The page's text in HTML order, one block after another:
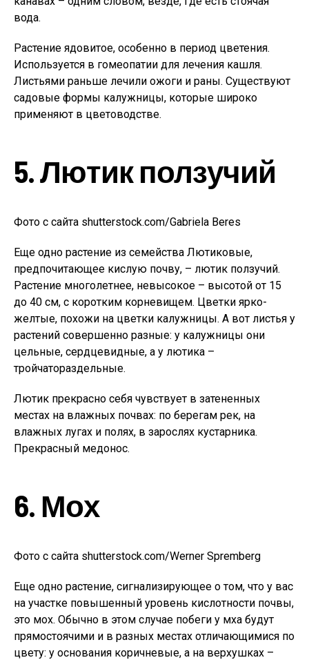
вода.
Растение ядовитое, особенно в период цветения.
Используется в гомеопатии для лечения кашля.
Листьями раньше лечили ожоги и раны. Существуют
садовые формы калужницы, которые широко
применяют в цветоводстве.
5. Лютик ползучий
Фото с сайта shutterstock.com/Gabriela Beres
Еще одно растение из семейства Лютиковые,
предпочитающее кислую почву, – лютик ползучий.
Растение многолетнее, невысокое – высотой от 15
до 40 см, с коротким корневищем. Цветки ярко-
желтые, похожи на цветки калужницы. А вот листья у
растений совершенно разные: у калужницы они
цельные, сердцевидные, а у лютика –
тройчатораздельные.
Лютик прекрасно себя чувствует в затененных
местах на влажных почвах: по берегам рек, на
влажных лугах и полях, в зарослях кустарника.
Прекрасный медонос.
6. Мох
Фото с сайта shutterstock.com/Werner Spremberg
Еще одно растение, сигнализирующее о том, что у вас
на участке повышенный уровень кислотности почвы,
это мох. Обычно в этом случае побеги у мха будут
прямостоячими и в разных местах отличающимися по
цвету: у основания коричневые, а на верхушках –